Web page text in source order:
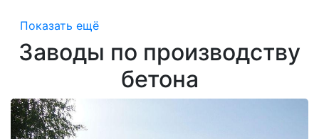
Показать ещё
Заводы по производству
бетона